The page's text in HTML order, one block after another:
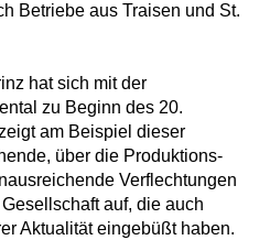
Betriebe aus Traisen und St.
hat sich mit der
zu Beginn des 20.
am Beispiel dieser
über die Produktions-
Verflechtungen
auf, die auch
Aktualität eingebüßt haben.